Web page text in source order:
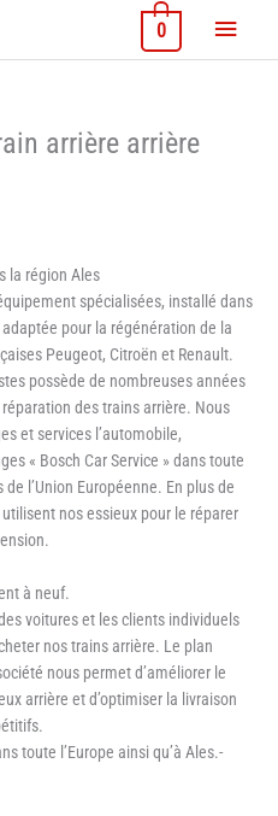
Menu
0
arrière arrière
la région Ales
spécialisées, installé dans
pour la régénération de la
Peugeot, Citroën et Renault.
possède de nombreuses années
des trains arrière. Nous
et services l’automobile,
« Bosch Car Service » dans toute
l’Union Européenne. En plus de
nos essieux pour le réparer
à neuf.
voitures et les clients individuels
nos trains arrière. Le plan
nous permet d’améliorer le
arrière et d’optimiser la livraison
toute l’Europe ainsi qu’à Ales.-